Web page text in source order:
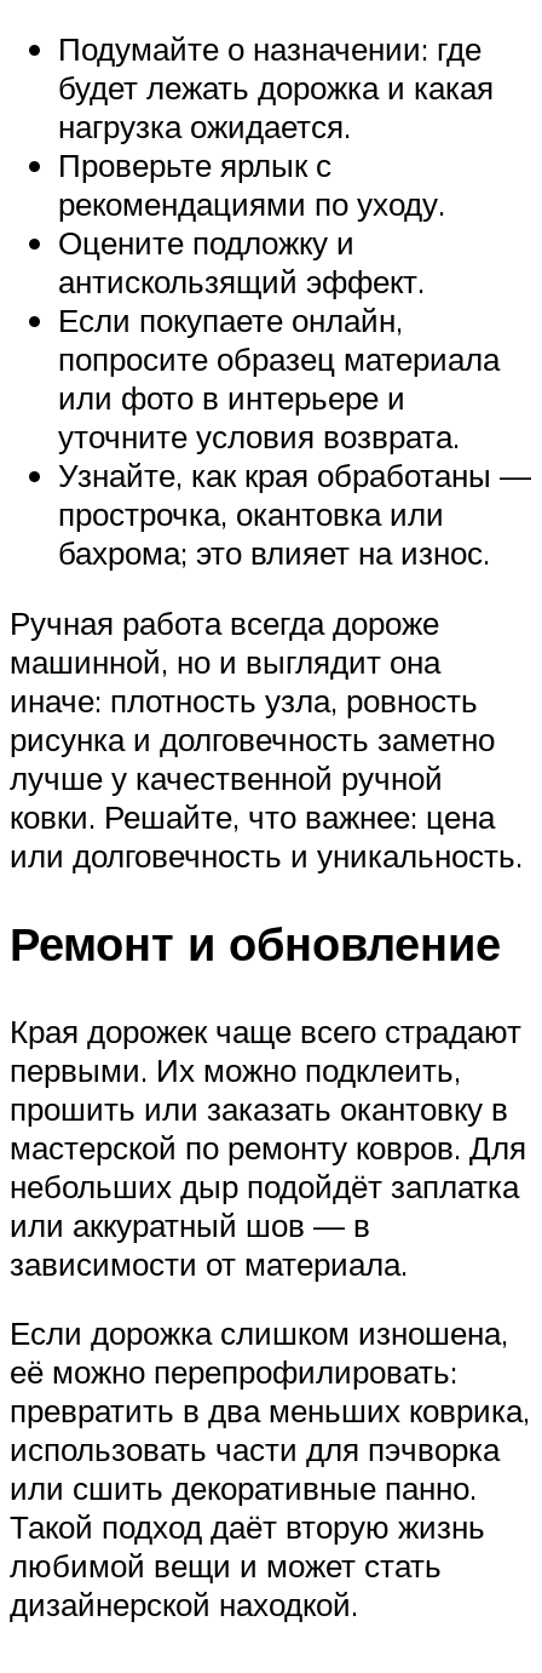
Подумайте о назначении: где
будет лежать дорожка и какая
нагрузка ожидается.
Проверьте ярлык с
рекомендациями по уходу.
Оцените подложку и
антискользящий эффект.
Если покупаете онлайн,
попросите образец материала
или фото в интерьере и
уточните условия возврата.
Узнайте, как края обработаны —
прострочка, окантовка или
бахрома; это влияет на износ.
Ручная работа всегда дороже
машинной, но и выглядит она
иначе: плотность узла, ровность
рисунка и долговечность заметно
лучше у качественной ручной
ковки. Решайте, что важнее: цена
или долговечность и уникальность.
Ремонт и обновление
Края дорожек чаще всего страдают
первыми. Их можно подклеить,
прошить или заказать окантовку в
мастерской по ремонту ковров. Для
небольших дыр подойдёт заплатка
или аккуратный шов — в
зависимости от материала.
Если дорожка слишком изношена,
её можно перепрофилировать:
превратить в два меньших коврика,
использовать части для пэчворка
или сшить декоративные панно.
Такой подход даёт вторую жизнь
любимой вещи и может стать
дизайнерской находкой.